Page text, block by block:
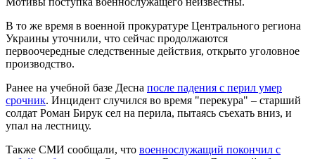
В то же время в военной прокуратуре Центрального региона
Украины уточнили, что сейчас продолжаются
первоочередные следственные действия, открыто уголовное
производство.
Ранее на учебной базе Десна после падения с перил умер
срочник. Инцидент случился во время "перекура" – старший
солдат Роман Бирук сел на перила, пытаясь съехать вниз, и
упал на лестницу.
Также СМИ сообщали, что военнослужащий покончил с